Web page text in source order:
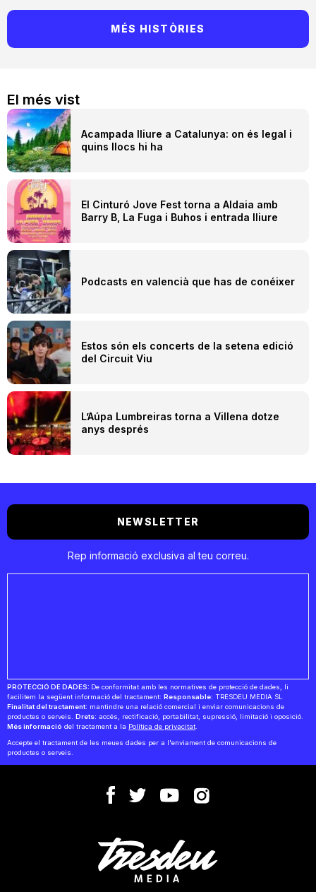
El més vist
Acampada lliure a Catalunya: on és legal i
quins llocs hi ha
El Cinturó Jove Fest torna a Aldaia amb
Barry B, La Fuga i Buhos i entrada lliure
Podcasts en valencià que has de conéixer
Estos són els concerts de la setena edició
del Circuit Viu
L’Aúpa Lumbreiras torna a Villena dotze
anys després
MÉS HISTÒRIES
NEWSLETTER
Rep informació exclusiva al teu correu.
PROTECCIÓ DE DADES: De conformitat amb les normatives de protecció de dades, li
facilitem la següent informació del tractament: Responsable: TRESDEU MEDIA SL
Finalitat del tractament: mantindre una relació comercial i enviar comunicacions de
productes o serveis. Drets: accés, rectificació, portabilitat, supressió, limitació i oposició.
Més informació del tractament a la Política de privacitat
Accepte el tractament de les meues dades per a l'enviament de comunicacions de
productes o serveis.